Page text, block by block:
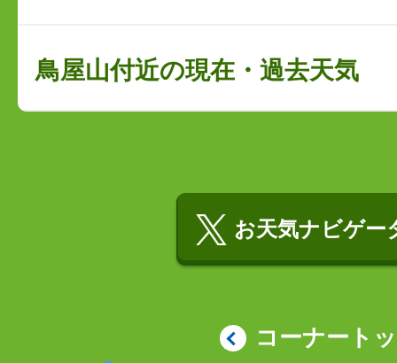
鳥屋山付近の現在・過去天気
お天気ナビゲー
コーナート